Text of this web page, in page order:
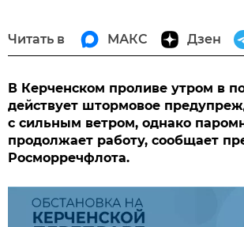
Читать в МАКС Дзен
В Керченском проливе утром в
действует штормовое
с сильным ветром, однако
продолжает работу, сообщает
Росморречфлота.